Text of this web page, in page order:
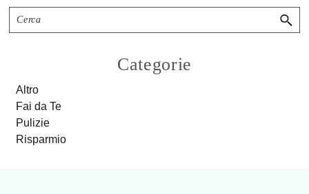
Sidebar
Cerca
Categorie
Altro
Fai da Te
Pulizie
Risparmio